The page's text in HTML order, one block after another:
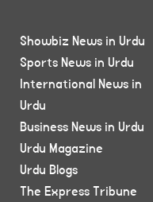
Showbiz News in Urdu
Sports News in Urdu
International News in
Urdu
Business News in Urdu
Urdu Magazine
Urdu Blogs
The Express Tribune